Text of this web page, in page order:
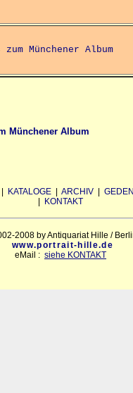
Münchener Album
Münchener Album
KATALOGE ARCHIV
KONTAKT
2008 by Antiquariat Hille /
www.portrait-hille.de
eMail : siehe KONTAKT